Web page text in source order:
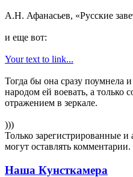
А.Н. Афанасьев, «Русские
и еще вот:
Your text to link...
Тогда бы она сразу поумнела
народом ей воевать, а только
отражением в зеркале.
)))
Только зарегистрированные и
могут оставлять комментарии.
Наша Кунсткамера